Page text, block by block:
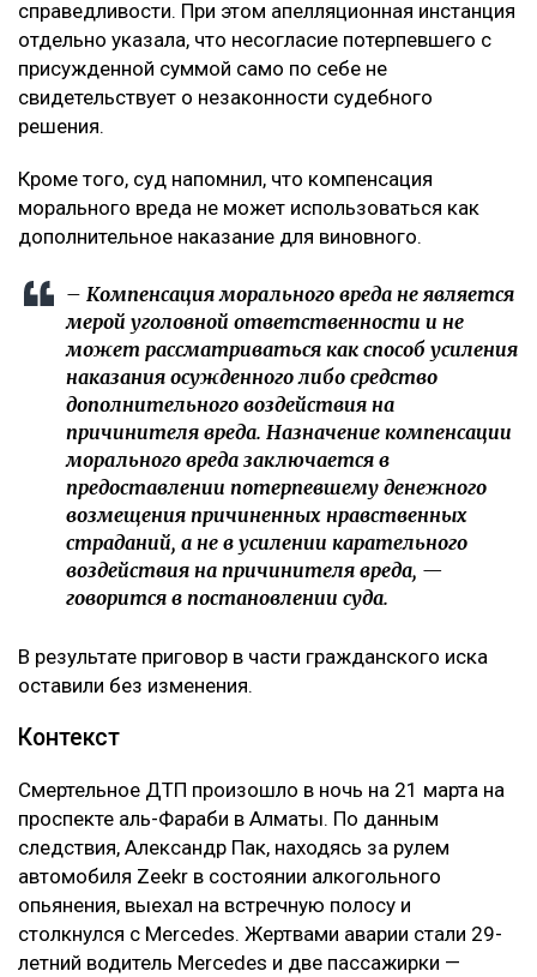
справедливости. При этом апелляционная инстанция
отдельно указала, что несогласие потерпевшего с
присужденной суммой само по себе не
свидетельствует о незаконности судебного
решения.
Кроме того, суд напомнил, что компенсация
морального вреда не может использоваться как
дополнительное наказание для виновного.
– Компенсация морального вреда не является
мерой уголовной ответственности и не
может рассматриваться как способ усиления
наказания осужденного либо средство
дополнительного воздействия на
причинителя вреда. Назначение компенсации
морального вреда заключается в
предоставлении потерпевшему денежного
возмещения причиненных нравственных
страданий, а не в усилении карательного
воздействия на причинителя вреда, —
говорится в постановлении суда.
В результате приговор в части гражданского иска
оставили без изменения.
Контекст
Смертельное ДТП произошло в ночь на 21 марта на
проспекте аль-Фараби в Алматы. По данным
следствия, Александр Пак, находясь за рулем
автомобиля Zeekr в состоянии алкогольного
опьянения, выехал на встречную полосу и
столкнулся с Mercedes. Жертвами аварии стали 29-
летний водитель Mercedes и две пассажирки —